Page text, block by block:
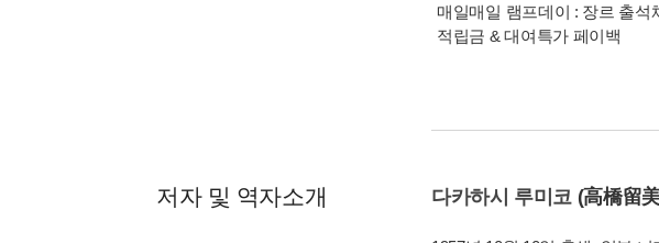
매일매일 램프데이 : 장르 출석
적립금 & 대여특가 페이백
저자 및 역자소개 다카하시 루미코 (高橋留